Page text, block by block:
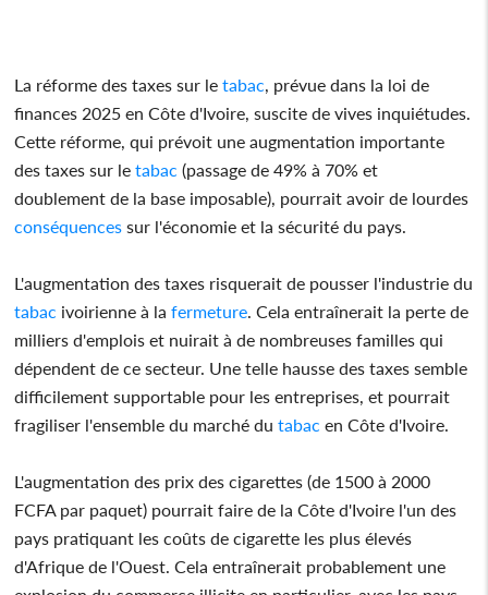
La réforme des taxes sur le tabac , prévue dans la loi de
finances 2025 en Côte d'Ivoire, suscite de vives inquiétudes.
Cette réforme, qui prévoit une augmentation importante
des taxes sur le tabac (passage de 49% à 70% et
doublement de la base imposable), pourrait avoir de lourdes
conséquences sur l'économie et la sécurité du pays.
L'augmentation des taxes risquerait de pousser l'industrie du
tabac ivoirienne à la fermeture . Cela entraînerait la perte de
milliers d'emplois et nuirait à de nombreuses familles qui
dépendent de ce secteur. Une telle hausse des taxes semble
difficilement supportable pour les entreprises, et pourrait
fragiliser l'ensemble du marché du tabac en Côte d'Ivoire.
L'augmentation des prix des cigarettes (de 1500 à 2000
FCFA par paquet) pourrait faire de la Côte d'Ivoire l'un des
pays pratiquant les coûts de cigarette les plus élevés
d'Afrique de l'Ouest. Cela entraînerait probablement une